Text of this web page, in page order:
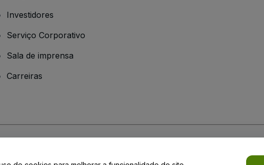
Investidores
Serviço Corporativo
Sala de imprensa
Carreiras